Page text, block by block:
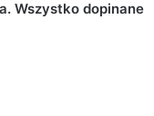
Wszystko dopinane